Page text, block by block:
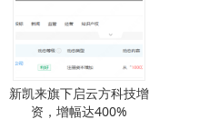
新凯来旗下启云方科技增
资，增幅达400%